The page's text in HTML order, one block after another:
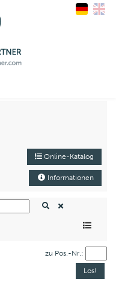
Online-Katalog
Informationen
zu Pos.-Nr.: